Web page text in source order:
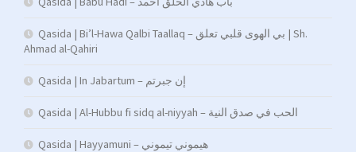
Qasida | Bi’l-Hawa Qalbi Taallaq – بي الهوى قلبي تعلق | Sh.
Ahmad al-Qahiri
Qasida | In Jabartum – إن جبرتم
Qasida | Al-Hubbu fi sidq al-niyyah – الحب في صدق النية
Qasida | Hayyamuni – هيموني تيموني